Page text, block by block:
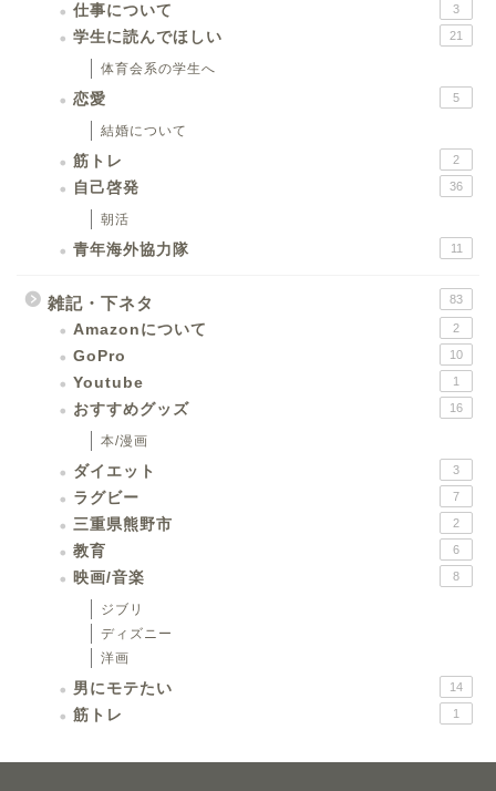
仕事について 3
学生に読んでほしい 21
体育会系の学生へ
恋愛 5
結婚について
筋トレ 2
自己啓発 36
朝活
青年海外協力隊 11
雑記・下ネタ 83
Amazonについて 2
GoPro 10
Youtube 1
おすすめグッズ 16
本/漫画
ダイエット 3
ラグビー 7
三重県熊野市 2
教育 6
映画/音楽 8
ジブリ
ディズニー
洋画
男にモテたい 14
筋トレ 1